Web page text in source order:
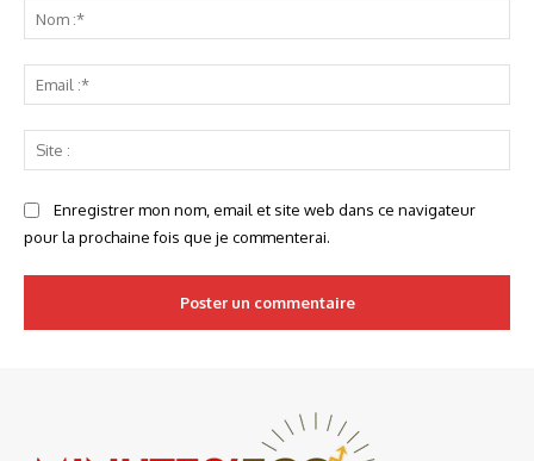
:*
:*
:
Enregistrer mon nom, email et site web dans ce navigateur
pour la prochaine fois que je commenterai.